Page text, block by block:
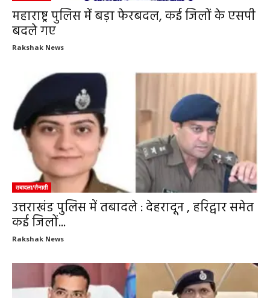
महाराष्ट्र पुलिस में बड़ा फेरबदल, कई जिलों के एसपी
बदले गए
Rakshak News
तबादला/तैनाती
उत्तराखंड पुलिस में तबादले : देहरादून , हरिद्वार समेत
कई जिलों...
Rakshak News